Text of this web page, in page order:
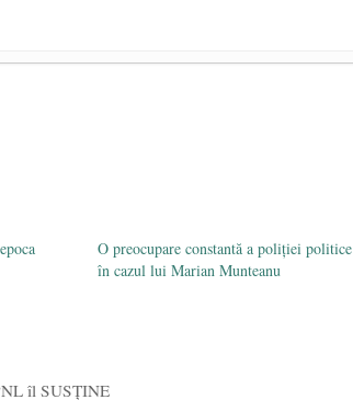
învățământ
a face cu informarea
O preocupare constantă a poliției politice
în cazul lui Marian Munteanu
îl SUSŢINE